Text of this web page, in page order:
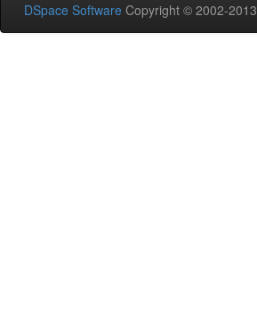
DSpace Software Copyright © 2002-2013